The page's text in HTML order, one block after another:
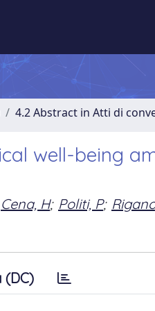
4.2 Abstract in Atti di
well-being
Cena, H; Politi, P;
(DC)